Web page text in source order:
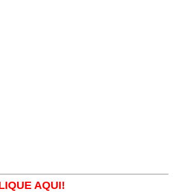
AQUI!